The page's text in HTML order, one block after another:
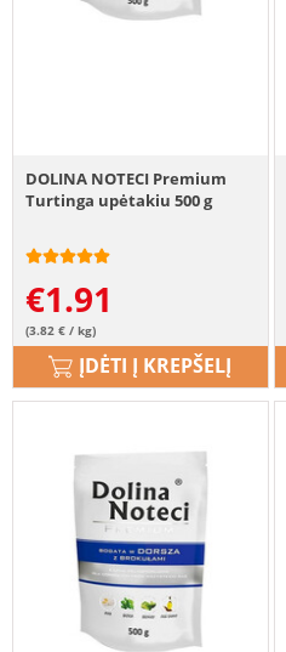
DOLINA NOTECI Premium
Turtinga upėtakiu 500 g
€1.91
(3.82 € / kg)
ĮDĖTI Į KREPŠELĮ